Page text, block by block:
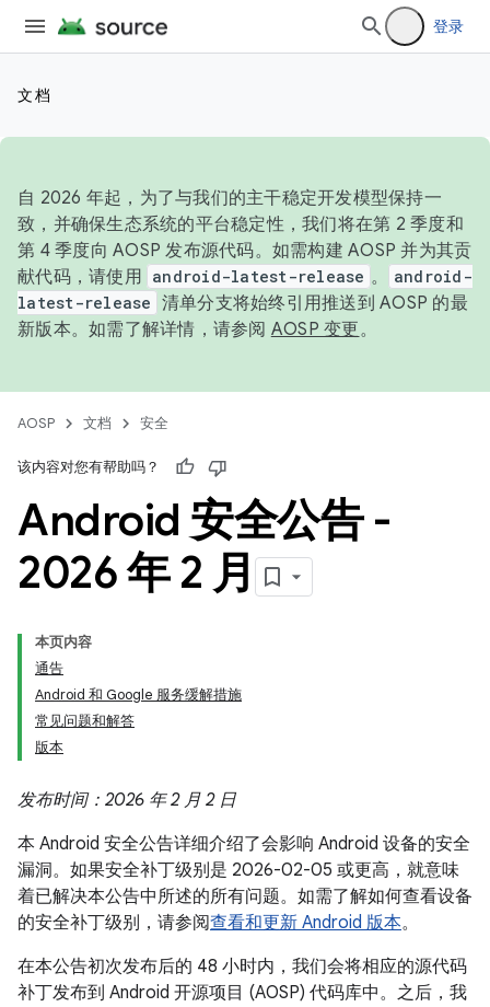
登录
文档
自 2026 年起，为了与我们的主干稳定开发模型保持一
致，并确保生态系统的平台稳定性，我们将在第 2 季度和
第 4 季度向 AOSP 发布源代码。如需构建 AOSP 并为其贡
献代码，请使用 android-latest-release 。
android-
latest-release 清单分支将始终引用推送到 AOSP 的最
新版本。如需了解详情，请参阅 AOSP 变更。
AOSP 文档 安全
该内容对您有帮助吗？
Android 安全公告 -
2026 年 2 月
本页内容
通告
Android 和 Google 服务缓解措施
常见问题和解答
版本
发布时间：2026 年 2 月 2 日
本 Android 安全公告详细介绍了会影响 Android 设备的安全
漏洞。如果安全补丁级别是 2026-02-05 或更高，就意味
着已解决本公告中所述的所有问题。如需了解如何查看设备
的安全补丁级别，请参阅查看和更新 Android 版本。
在本公告初次发布后的 48 小时内，我们会将相应的源代码
补丁发布到 Android 开源项目 (AOSP) 代码库中。之后，我